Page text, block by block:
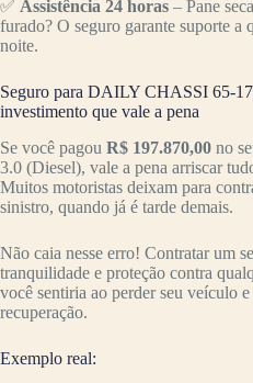
✅ Assistência 24 horas – Pane
furado? O seguro garante suporte a
noite.
Seguro para DAILY CHASSI 65-
investimento que vale a pena
Se você pagou R$ 197.870,00 no
3.0 (Diesel), vale a pena arriscar
Muitos motoristas deixam para
sinistro, quando já é tarde demais.
Não caia nesse erro! Contratar um
tranquilidade e proteção contra
você sentiria ao perder seu veículo
recuperação.
Exemplo real: